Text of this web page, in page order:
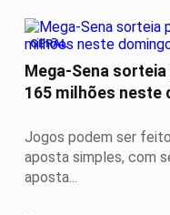
GERAL
Mega-Sena
165 milhões neste
Jogos podem ser
aposta simples, com
aposta...